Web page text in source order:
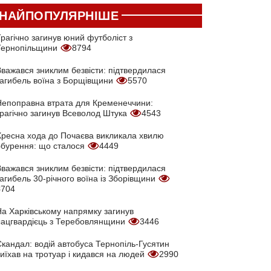
НАЙПОПУЛЯРНІШЕ
загинув юний футболіст з
8794
зниклим безвісти: підтвердилася
воїна з Борщівщини
5570
втрата для Кременеччини:
загинув Всеволод Штука
4543
хода до Почаєва викликала хвилю
що сталося
4449
зниклим безвісти: підтвердилася
30-річного воїна із Зборівщини
Харківському напрямку загинув
з Теребовлянщини
3446
водій автобуса Тернопіль-Гусятин
на тротуар і кидався на людей
2990